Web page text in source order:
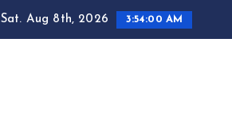
Sat. Aug 8th, 2026 3:54:01 AM